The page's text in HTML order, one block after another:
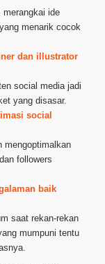
ide
menarik cocok
dan illustrator
social media jadi
yang disasar.
social
mengoptimalkan
followers
baik
saat rekan-rekan
mumpuni tentu